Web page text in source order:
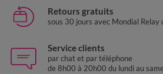
Retours gratuits
sous 30 jours avec Mondial Relay
Service clients
par chat et par téléphone
de 8h00 à 20h00 du lundi au